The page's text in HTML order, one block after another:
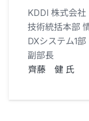
KDDI 株式会社
技術統括本部
DXシステム1部
副部長
齊藤 健 氏